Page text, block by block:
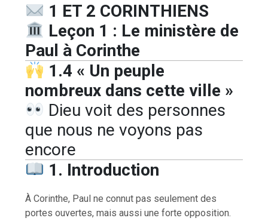
1 ET 2 CORINTHIENS
Leçon 1 : Le ministère de
Paul à Corinthe
1.4 « Un peuple
nombreux dans cette ville »
Dieu voit des personnes
que nous ne voyons pas
encore
1. Introduction
À Corinthe, Paul ne connut pas seulement des
portes ouvertes, mais aussi une forte opposition.